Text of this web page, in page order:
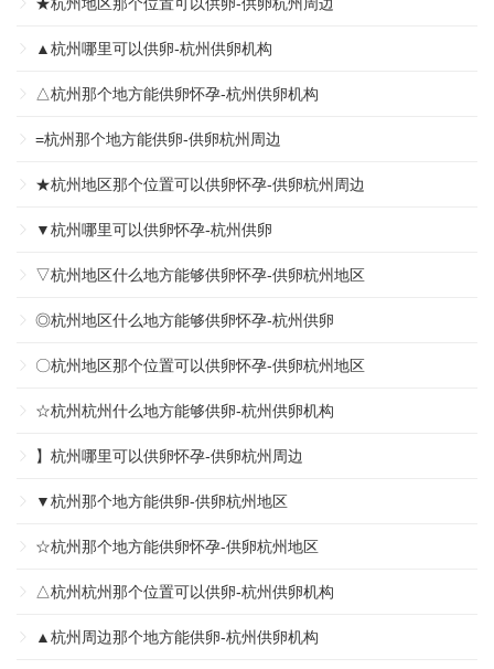
▲杭州哪里可以供卵-杭州供卵机构
△杭州那个地方能供卵怀孕-杭州供卵机构
=杭州那个地方能供卵-供卵杭州周边
★杭州地区那个位置可以供卵怀孕-供卵杭州周边
▼杭州哪里可以供卵怀孕-杭州供卵
▽杭州地区什么地方能够供卵怀孕-供卵杭州地区
◎杭州地区什么地方能够供卵怀孕-杭州供卵
〇杭州地区那个位置可以供卵怀孕-供卵杭州地区
☆杭州杭州什么地方能够供卵-杭州供卵机构
】杭州哪里可以供卵怀孕-供卵杭州周边
▼杭州那个地方能供卵-供卵杭州地区
☆杭州那个地方能供卵怀孕-供卵杭州地区
△杭州杭州那个位置可以供卵-杭州供卵机构
▲杭州周边那个地方能供卵-杭州供卵机构